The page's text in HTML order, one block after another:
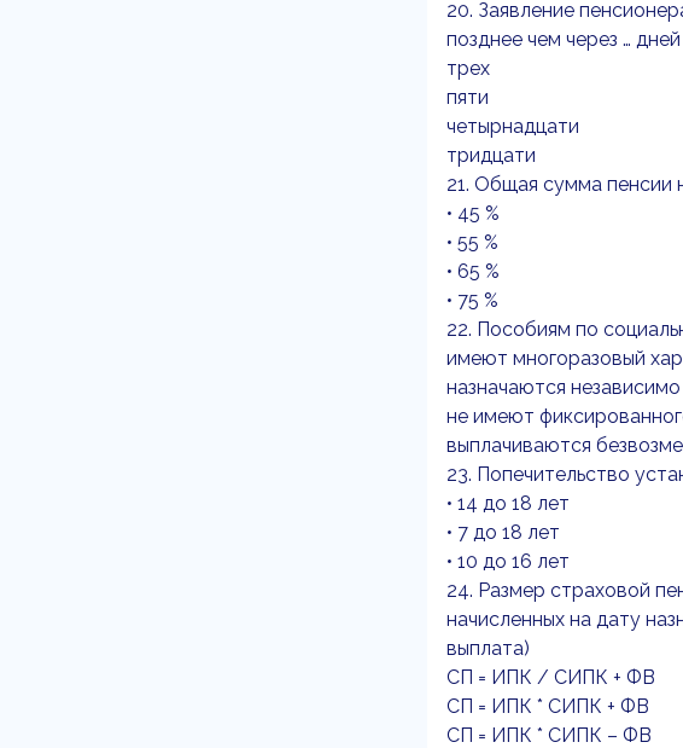
20. Заявление
позднее чем через …
трех
пяти
четырнадцати
тридцати
21. Общая сумма пенсии
• 45 %
• 55 %
• 65 %
• 75 %
22. Пособиям по
имеют многоразовый
назначаются
не имеют
выплачиваются
23. Попечительство
• 14 до 18 лет
• 7 до 18 лет
• 10 до 16 лет
24. Размер страховой
начисленных на дату
выплата)
СП = ИПК / СИПК + ФВ
СП = ИПК * СИПК + ФВ
СП = ИПК * СИПК – ФВ